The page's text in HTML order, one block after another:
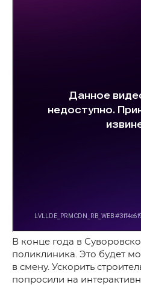
В конце года в
поликлиника. Это будет
в смену. Ускорить
попросили на